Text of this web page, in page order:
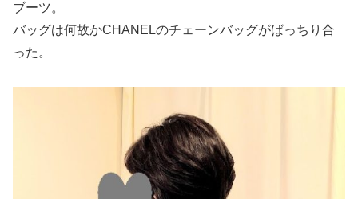
ブーツ。
バッグは何故かCHANELのチェーンバッグがばっちり合
った。